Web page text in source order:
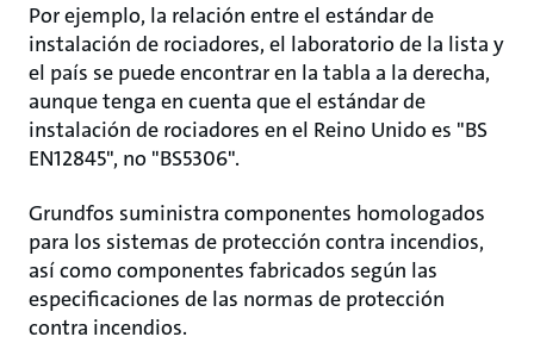
Por ejemplo, la relación entre el estándar de
instalación de rociadores, el laboratorio de la lista y
el país se puede encontrar en la tabla a la derecha,
aunque tenga en cuenta que el estándar de
instalación de rociadores en el Reino Unido es "BS
EN12845", no "BS5306".
Grundfos suministra componentes homologados
para los sistemas de protección contra incendios,
así como componentes fabricados según las
especificaciones de las normas de protección
contra incendios.